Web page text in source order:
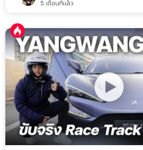
5 เดือนที่แล้ว